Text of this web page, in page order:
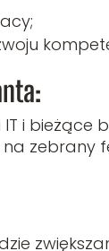
i bieżące
na zebrany